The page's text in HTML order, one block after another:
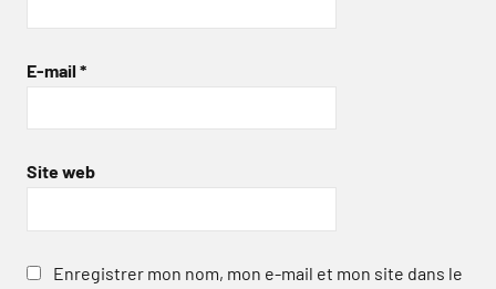
E-mail *
Site web
Enregistrer mon nom, mon e-mail et mon site dans le